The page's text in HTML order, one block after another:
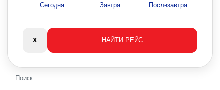
Сегодня Завтра Послезавтра
Поиск